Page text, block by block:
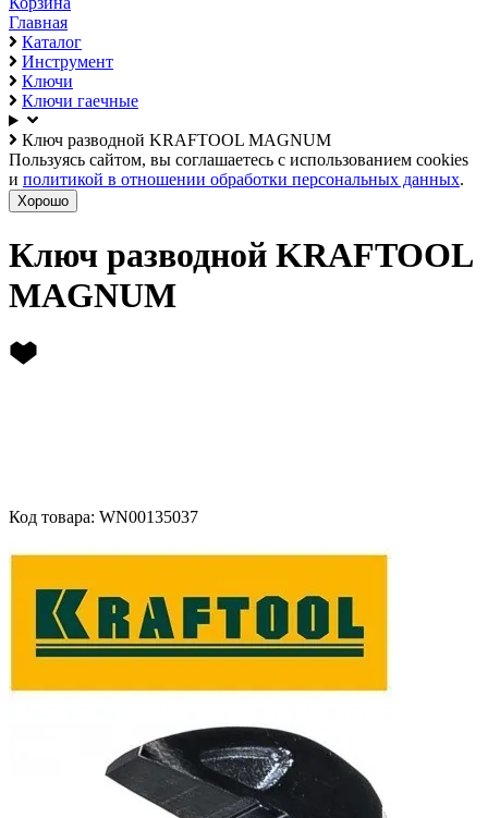
Главная
Каталог
Инструмент
Ключи
Ключи гаечные
Ключ разводной KRAFTOOL MAGNUM
Пользуясь сайтом, вы соглашаетесь с использованием cookies
и политикой в отношении обработки персональных данных.
Хорошо
Ключ разводной KRAFTOOL
MAGNUM
Код товара: WN00135037